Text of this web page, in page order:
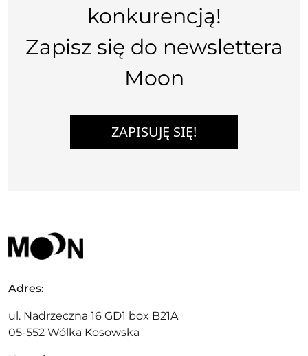
konkurencją!
Zapisz się do newslettera
Moon
ZAPISUJĘ SIĘ!
Adres:
ul. Nadrzeczna 16 GD1 box B21A
05-552 Wólka Kosowska